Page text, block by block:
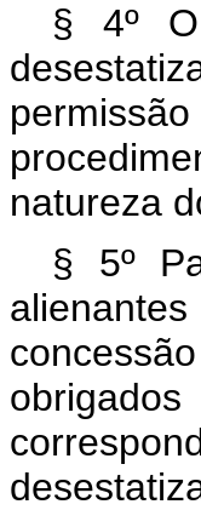
§ 4º O
natureza
§ 5º